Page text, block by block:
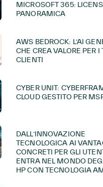
MICROSOFT 365:
PANORAMICA
AWS BEDROCK: L’AI
CHE CREA VALORE PER I
CLIENTI
CYBER UNIT:
CLOUD GESTITO PER
DALL’INNOVAZIONE
TECNOLOGICA AI
CONCRETI PER GLI
ENTRA NEL MONDO
HP CON TECNOLOGIA